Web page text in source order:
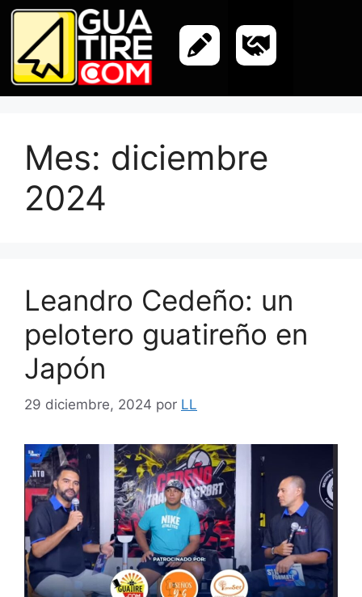
Mes: diciembre
2024
Leandro Cedeño: un
pelotero guatireño en
Japón
29 diciembre, 2024 por LL